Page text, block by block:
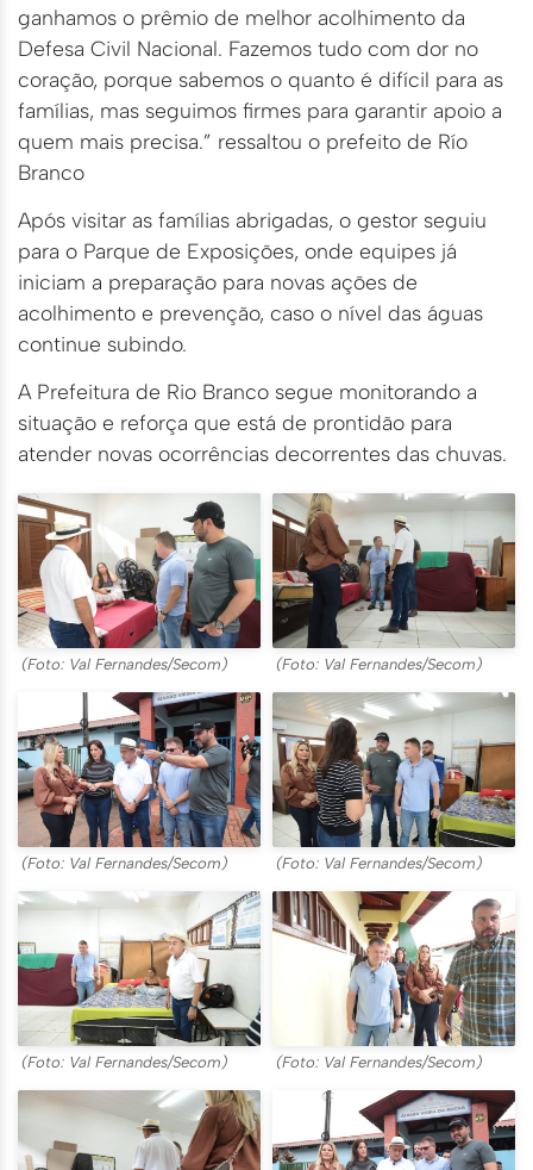
ganhamos o prêmio de melhor acolhimento da
Defesa Civil Nacional. Fazemos tudo com dor no
coração, porque sabemos o quanto é difícil para as
famílias, mas seguimos firmes para garantir apoio a
quem mais precisa.” ressaltou o prefeito de Río
Branco
Após visitar as famílias abrigadas, o gestor seguiu
para o Parque de Exposições, onde equipes já
iniciam a preparação para novas ações de
acolhimento e prevenção, caso o nível das águas
continue subindo.
A Prefeitura de Rio Branco segue monitorando a
situação e reforça que está de prontidão para
atender novas ocorrências decorrentes das chuvas.
(Foto: Val Fernandes/Secom) (Foto: Val Fernandes/Secom)
(Foto: Val Fernandes/Secom) (Foto: Val Fernandes/Secom)
(Foto: Val Fernandes/Secom) (Foto: Val Fernandes/Secom)